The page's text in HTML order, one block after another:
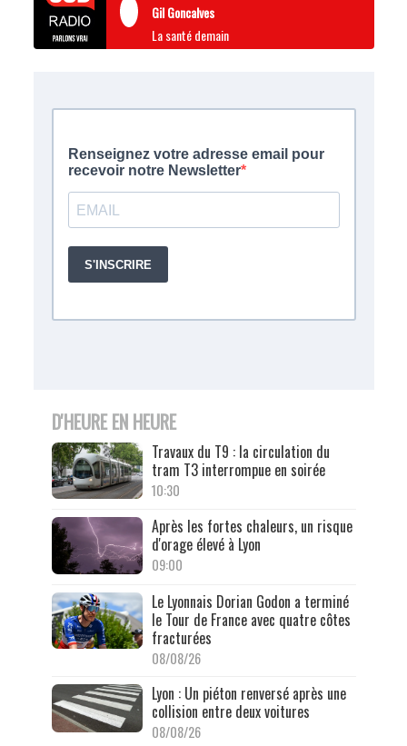
Gil Goncalves
La santé demain
D'HEURE EN HEURE
Travaux du T9 : la circulation du
tram T3 interrompue en soirée
10:30
Après les fortes chaleurs, un risque
d'orage élevé à Lyon
09:00
Le Lyonnais Dorian Godon a terminé
le Tour de France avec quatre côtes
fracturées
08/08/26
Lyon : Un piéton renversé après une
collision entre deux voitures
08/08/26